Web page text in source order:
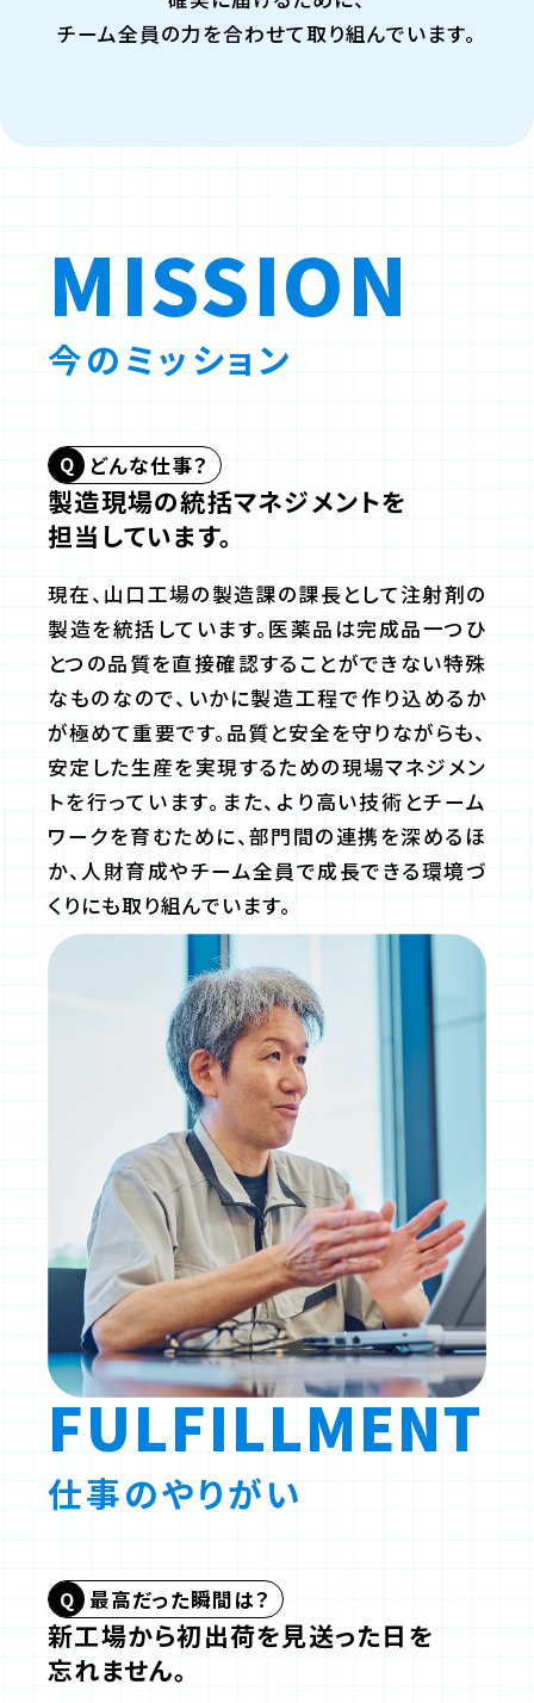
チーム全員の力を合わせて取り組んでいます。
MISSION
今のミッション
どんな仕事？
製造現場の統括マネジメントを
担当しています。
現在、山口工場の製造課の課長として注射剤の
製造を統括しています。医薬品は完成品一つひ
とつの品質を直接確認することができない特殊
なものなので、いかに製造工程で作り込めるか
が極めて重要です。品質と安全を守りながらも、
安定した生産を実現するための現場マネジメン
トを行っています。また、より高い技術とチーム
ワークを育むために、部門間の連携を深めるほ
か、人財育成やチーム全員で成長できる環境づ
くりにも取り組んでいます。
FULFILLMENT
仕事のやりがい
最高だった瞬間は？
新工場から初出荷を見送った日を
忘れません。